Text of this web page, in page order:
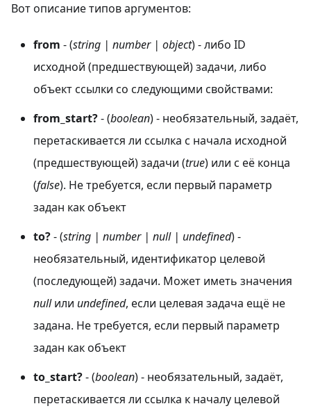
Вот описание типов аргументов:
from - (string | number | object) - либо ID
исходной (предшествующей) задачи, либо
объект ссылки со следующими свойствами:
from_start?- (boolean) - необязательный, задаёт,
перетаскивается ли ссылка с начала исходной
(предшествующей) задачи (true) или с её конца
(false). Не требуется, если первый параметр
задан как объект
to?- (string | number | null | undefined) -
необязательный, идентификатор целевой
(последующей) задачи. Может иметь значения
nullили undefined, если целевая задача ещё не
задана. Не требуется, если первый параметр
задан как объект
to_start?- (boolean) - необязательный, задаёт,
перетаскивается ли ссылка к началу целевой